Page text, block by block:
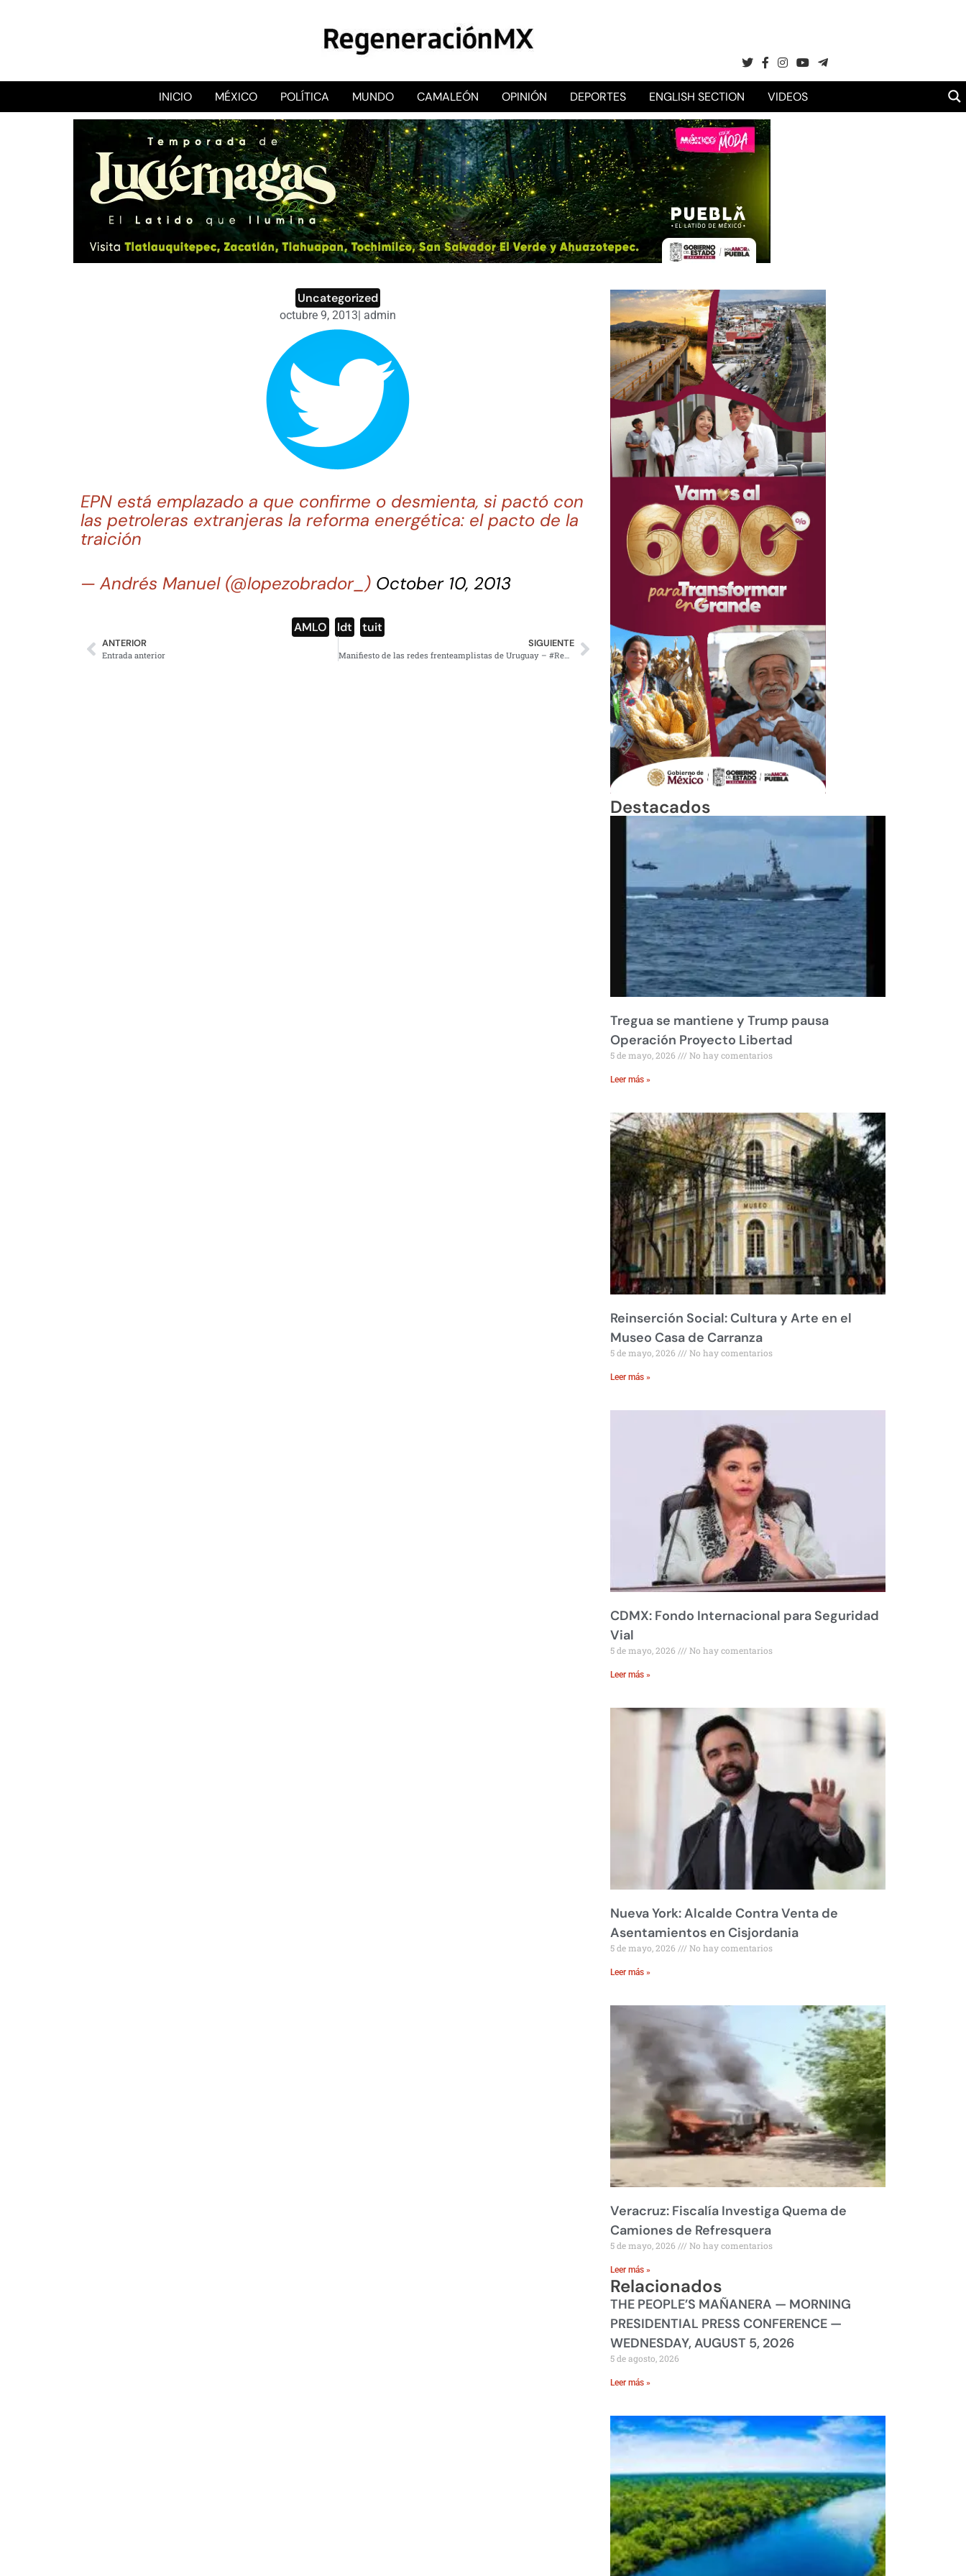
RegeneraciónMX
Sitio de noticias libre e independiente
INICIO MÉXICO POLÍTICA MUNDO CAMALEÓN OPINIÓN DEPORTES ENGLISH SECTION VIDEOS
Uncategorized
octubre 9, 2013 admin
EPN está emplazado a que confirme o desmienta, si pactó con
las petroleras extranjeras la reforma energética: el pacto de la
traición
— Andrés Manuel (@lopezobrador_) October 10, 2013
AMLO ldt tuit
ANTERIOR
Entrada anterior
SIGUIENTE
Manifiesto de las redes frenteamplistas de Uruguay – #RedesFA
Destacados
Tregua se mantiene y Trump pausa
Operación Proyecto Libertad
5 de mayo, 2026 No hay comentarios
Leer más »
Reinserción Social: Cultura y Arte en el
Museo Casa de Carranza
5 de mayo, 2026 No hay comentarios
Leer más »
CDMX: Fondo Internacional para Seguridad
Vial
5 de mayo, 2026 No hay comentarios
Leer más »
Nueva York: Alcalde Contra Venta de
Asentamientos en Cisjordania
5 de mayo, 2026 No hay comentarios
Leer más »
Veracruz: Fiscalía Investiga Quema de
Camiones de Refresquera
5 de mayo, 2026 No hay comentarios
Leer más »
Relacionados
THE PEOPLE’S MAÑANERA — MORNING
PRESIDENTIAL PRESS CONFERENCE —
WEDNESDAY, AUGUST 5, 2026
5 de agosto, 2026
Leer más »